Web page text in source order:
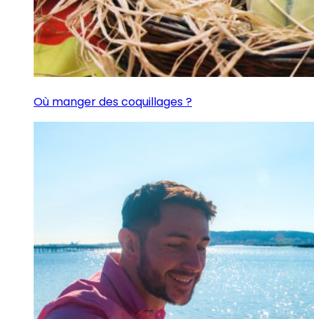
Où manger des coquillages ?